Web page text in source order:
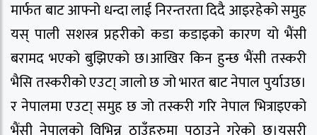
मार्फत बाट आफ्नो धन्दा लाई निरन्तरता दिदै आइरहेको समुह
यस् पाली सशस्त्र प्रहरीको कडा कडाइको कारण यो भैंसी
बरामद भएको बुझिएको छ।आखिर किन हुन्छ भैंसी तस्करी
भैसि तस्करीको एउटा् जालो छ जो भारत बाट नेपाल पुर्याउछ।
र नेपालमा एउटा् समुह छ जो तस्करी गरि नेपाल भित्राइएको